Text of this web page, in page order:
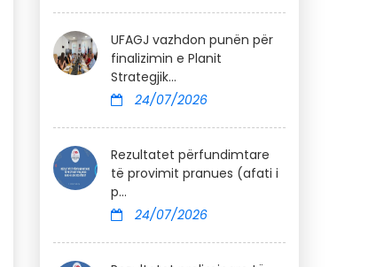
UFAGJ vazhdon punën për
finalizimin e Planit
Strategjik...
24/07/2026
Rezultatet përfundimtare
të provimit pranues (afati i
p...
24/07/2026